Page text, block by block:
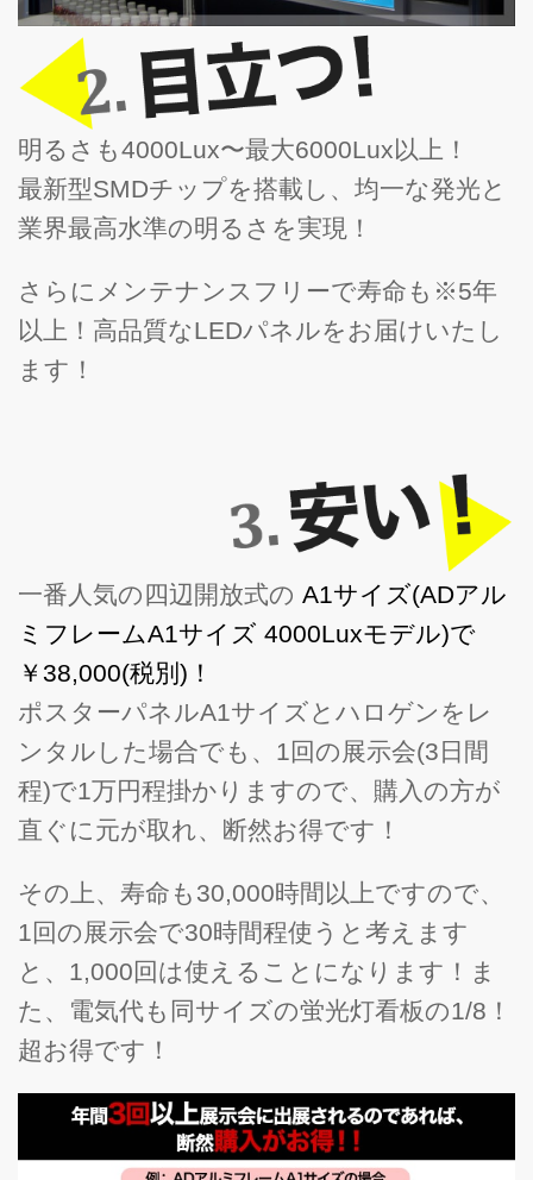
明るさも4000Lux〜最大6000Lux以上！
最新型SMDチップを搭載し、均一な発光と
業界最高水準の明るさを実現！
さらにメンテナンスフリーで寿命も※5年
以上！高品質なLEDパネルをお届けいたし
ます！
一番人気の四辺開放式の A1サイズ(ADアル
ミフレームA1サイズ 4000Luxモデル)で
￥38,000(税別)！
ポスターパネルA1サイズとハロゲンをレ
ンタルした場合でも、1回の展示会(3日間
程)で1万円程掛かりますので、購入の方が
直ぐに元が取れ、断然お得です！
その上、寿命も30,000時間以上ですので、
1回の展示会で30時間程使うと考えます
と、1,000回は使えることになります！ま
た、電気代も同サイズの蛍光灯看板の1/8！
超お得です！